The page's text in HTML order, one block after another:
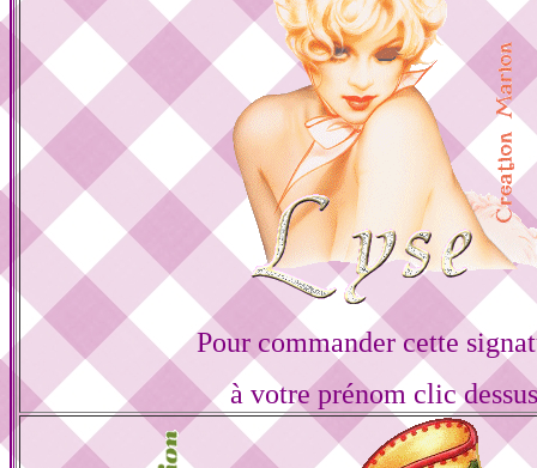
Pour commander cette
à votre prénom clic dessus